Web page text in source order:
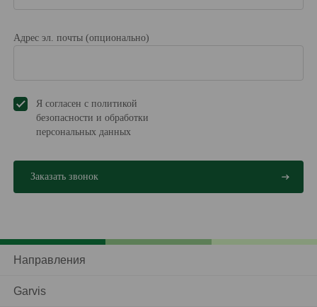
Адрес эл. почты (опционально)
Я согласен с политикой
безопасности и обработки
персональных данных
Направления
Garvis